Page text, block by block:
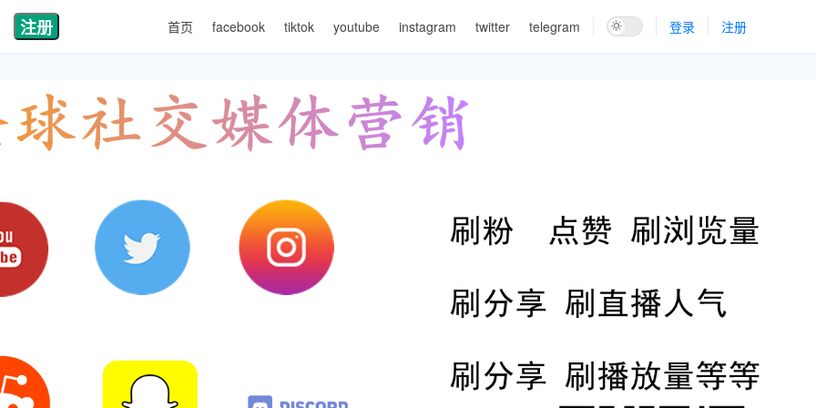
注册 首页 facebook tiktok youtube instagram twitter telegram 登录 注册